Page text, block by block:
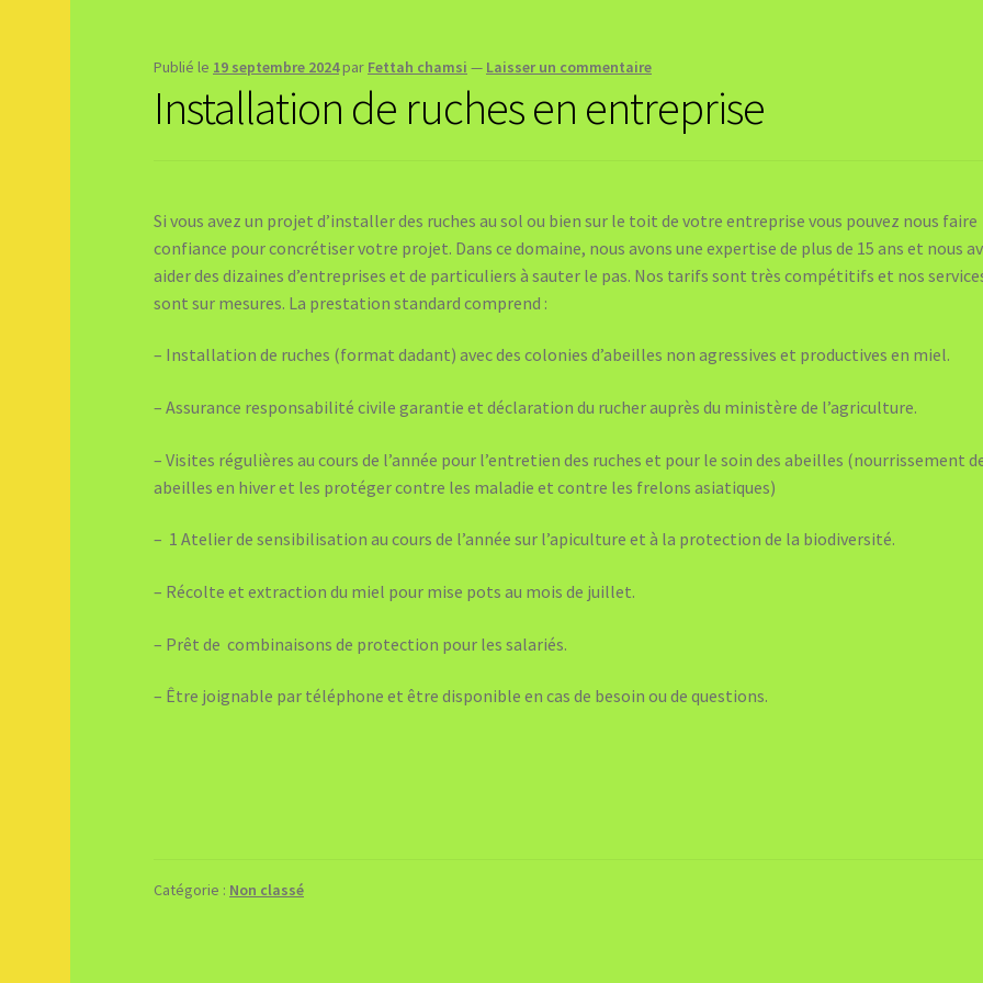
Publié le 19 septembre 2024par Fettah chamsi — Laisser un commentaire
Installation de ruches en entreprise
Si vous avez un projet d’installer des ruches au sol ou bien sur le toit de votre entreprise vous pouvez nous faire
confiance pour concrétiser votre projet. Dans ce domaine, nous avons une expertise de plus de 15 ans et nous
aider des dizaines d’entreprises et de particuliers à sauter le pas. Nos tarifs sont très compétitifs et nos
sont sur mesures. La prestation standard comprend :
– Installation de ruches (format dadant) avec des colonies d’abeilles non agressives et productives en miel.
– Assurance responsabilité civile garantie et déclaration du rucher auprès du ministère de l’agriculture.
– Visites régulières au cours de l’année pour l’entretien des ruches et pour le soin des abeilles (nourrissement
abeilles en hiver et les protéger contre les maladie et contre les frelons asiatiques)
– 1 Atelier de sensibilisation au cours de l’année sur l’apiculture et à la protection de la biodiversité.
– Récolte et extraction du miel pour mise pots au mois de juillet.
– Prêt de combinaisons de protection pour les salariés.
– Être joignable par téléphone et être disponible en cas de besoin ou de questions.
Catégorie : Non classé